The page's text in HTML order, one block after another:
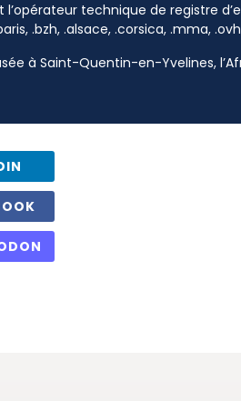
l’opérateur technique de registre
.bzh, .alsace, .corsica, .mma,
à Saint-Quentin-en-Yvelines,